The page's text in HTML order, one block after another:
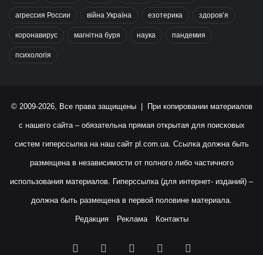
агрессия России війна Україна езотерика здоров’я
коронавирус магнітна буря наука пандемия
психологія
© 2009-2026, Все права защищены | При копировании материалов
с нашего сайта – обязательна прямая открытая для поисковых
систем гиперссылка на наш сайт pl.com.ua. Ссылка должна быть
размещена в независимости от полного либо частичного
использования материалов. Гиперссылка (для интернет- изданий) –
должна быть размещена в первой половине материала.
Редакция Реклама Контакты
Facebook YouTubeInstagram